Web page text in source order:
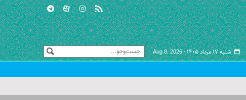
شنبه ۱۷ مرداد ۱۴۰۵ - Aug 8, 2026